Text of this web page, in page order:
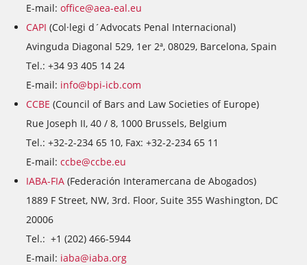
E-mail: office@aea-eal.eu
CAPI (Col·legi d´Advocats Penal Internacional)
Avinguda Diagonal 529, 1er 2ª, 08029, Barcelona, Spain
Tel.: +34 93 405 14 24
E-mail: info@bpi-icb.com
CCBE (Council of Bars and Law Societies of Europe)
Rue Joseph II, 40 / 8, 1000 Brussels, Belgium
Tel.: +32-2-234 65 10, Fax: +32-2-234 65 11
E-mail: ccbe@ccbe.eu
IABA-FIA (Federación Interamercana de Abogados)
1889 F Street, NW, 3rd. Floor, Suite 355 Washington, DC
20006
Tel.: +1 (202) 466-5944
E-mail: iaba@iaba.org